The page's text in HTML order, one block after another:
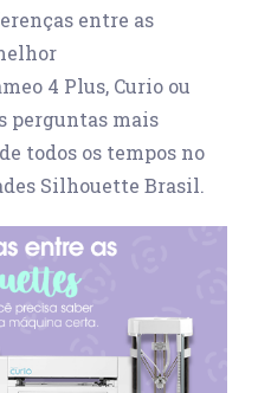
entre as
4 Plus, Curio ou
perguntas mais
todos os tempos no
Silhouette Brasil.